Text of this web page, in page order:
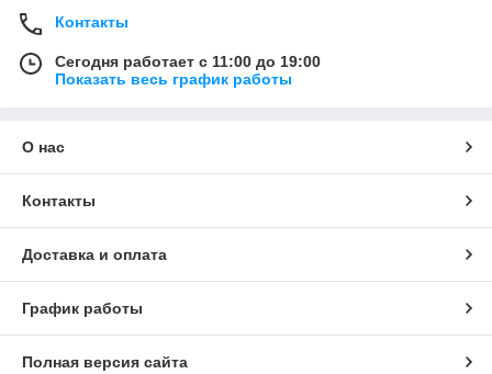
Контакты
Сегодня работает с 11:00 до 19:00
Показать весь график работы
О нас
Контакты
Доставка и оплата
График работы
Полная версия сайта